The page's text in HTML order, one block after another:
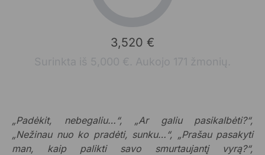
3,520 €
„Padėkit, nebegaliu…“, „Ar galiu pasikalbėti?“,
„Nežinau nuo ko pradėti, sunku…“, „Prašau pasakyti
man, kaip palikti savo smurtaujantį vyrą?“,